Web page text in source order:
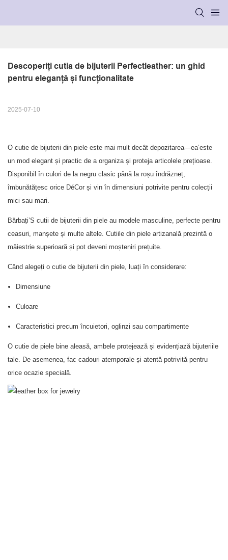
Descoperiți cutia de bijuterii Perfectleather: un ghid
pentru eleganță și funcționalitate
2025-07-10
O cutie de bijuterii din piele este mai mult decât depozitarea—ea’este
un mod elegant și practic de a organiza și proteja articolele prețioase.
Disponibil în culori de la negru clasic până la roșu îndrăzneț,
îmbunătățesc orice DéCor și vin în dimensiuni potrivite pentru colecții
mici sau mari.
Bărbați’S cutii de bijuterii din piele au modele masculine, perfecte pentru
ceasuri, manșete și multe altele. Cutiile din piele artizanală prezintă o
măiestrie superioară și pot deveni moșteniri prețuite.
Când alegeți o cutie de bijuterii din piele, luați în considerare:
Dimensiune
Culoare
Caracteristici precum încuietori, oglinzi sau compartimente
O cutie de piele bine aleasă, ambele protejează și evidențiază bijuteriile
tale. De asemenea, fac cadouri atemporale și atentă potrivită pentru
orice ocazie specială.